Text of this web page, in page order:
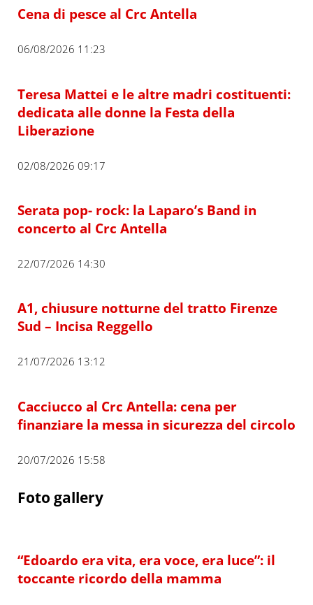
Cena di pesce al Crc Antella
06/08/2026 11:23
Teresa Mattei e le altre madri costituenti:
dedicata alle donne la Festa della
Liberazione
02/08/2026 09:17
Serata pop- rock: la Laparo’s Band in
concerto al Crc Antella
22/07/2026 14:30
A1, chiusure notturne del tratto Firenze
Sud – Incisa Reggello
21/07/2026 13:12
Cacciucco al Crc Antella: cena per
finanziare la messa in sicurezza del circolo
20/07/2026 15:58
Foto gallery
“Edoardo era vita, era voce, era luce”: il
toccante ricordo della mamma